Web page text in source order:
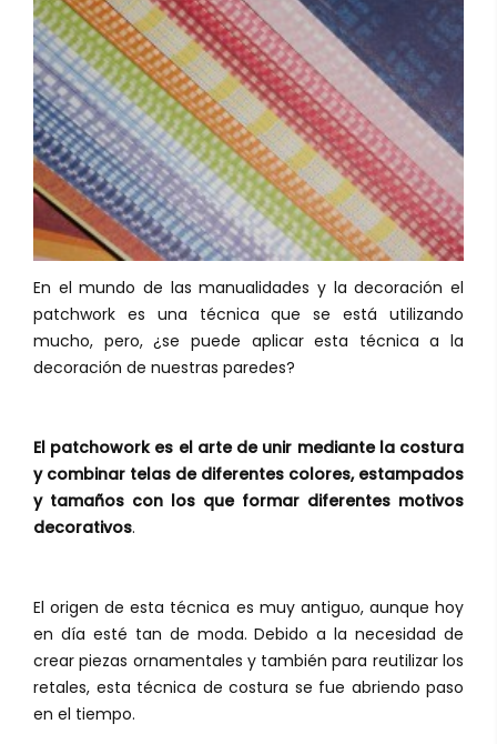
En el mundo de las manualidades y la decoración el
patchwork es una técnica que se está utilizando
mucho, pero, ¿se puede aplicar esta técnica a la
decoración de nuestras paredes?
El patchowork es el arte de unir mediante la costura
y combinar telas de diferentes colores, estampados
y tamaños con los que formar diferentes motivos
decorativos.
El origen de esta técnica es muy antiguo, aunque hoy
en día esté tan de moda. Debido a la necesidad de
crear piezas ornamentales y también para reutilizar los
retales, esta técnica de costura se fue abriendo paso
en el tiempo.